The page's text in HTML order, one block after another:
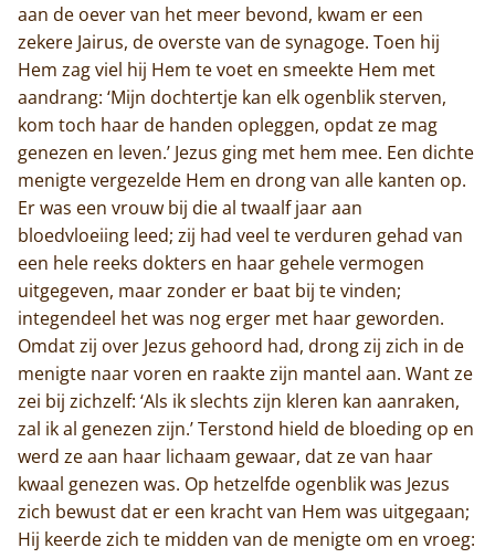
aan de oever van het meer bevond, kwam er een
zekere Jairus, de overste van de synagoge. Toen hij
Hem zag viel hij Hem te voet en smeekte Hem met
aandrang: ‘Mijn dochtertje kan elk ogenblik sterven,
kom toch haar de handen opleggen, opdat ze mag
genezen en leven.’ Jezus ging met hem mee. Een dichte
menigte vergezelde Hem en drong van alle kanten op.
Er was een vrouw bij die al twaalf jaar aan
bloedvloeiing leed; zij had veel te verduren gehad van
een hele reeks dokters en haar gehele vermogen
uitgegeven, maar zonder er baat bij te vinden;
integendeel het was nog erger met haar geworden.
Omdat zij over Jezus gehoord had, drong zij zich in de
menigte naar voren en raakte zijn mantel aan. Want ze
zei bij zichzelf: ‘Als ik slechts zijn kleren kan aanraken,
zal ik al genezen zijn.’ Terstond hield de bloeding op en
werd ze aan haar lichaam gewaar, dat ze van haar
kwaal genezen was. Op hetzelfde ogenblik was Jezus
zich bewust dat er een kracht van Hem was uitgegaan;
Hij keerde zich te midden van de menigte om en vroeg: